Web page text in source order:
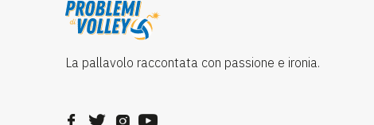
La pallavolo raccontata con passione e ironia.